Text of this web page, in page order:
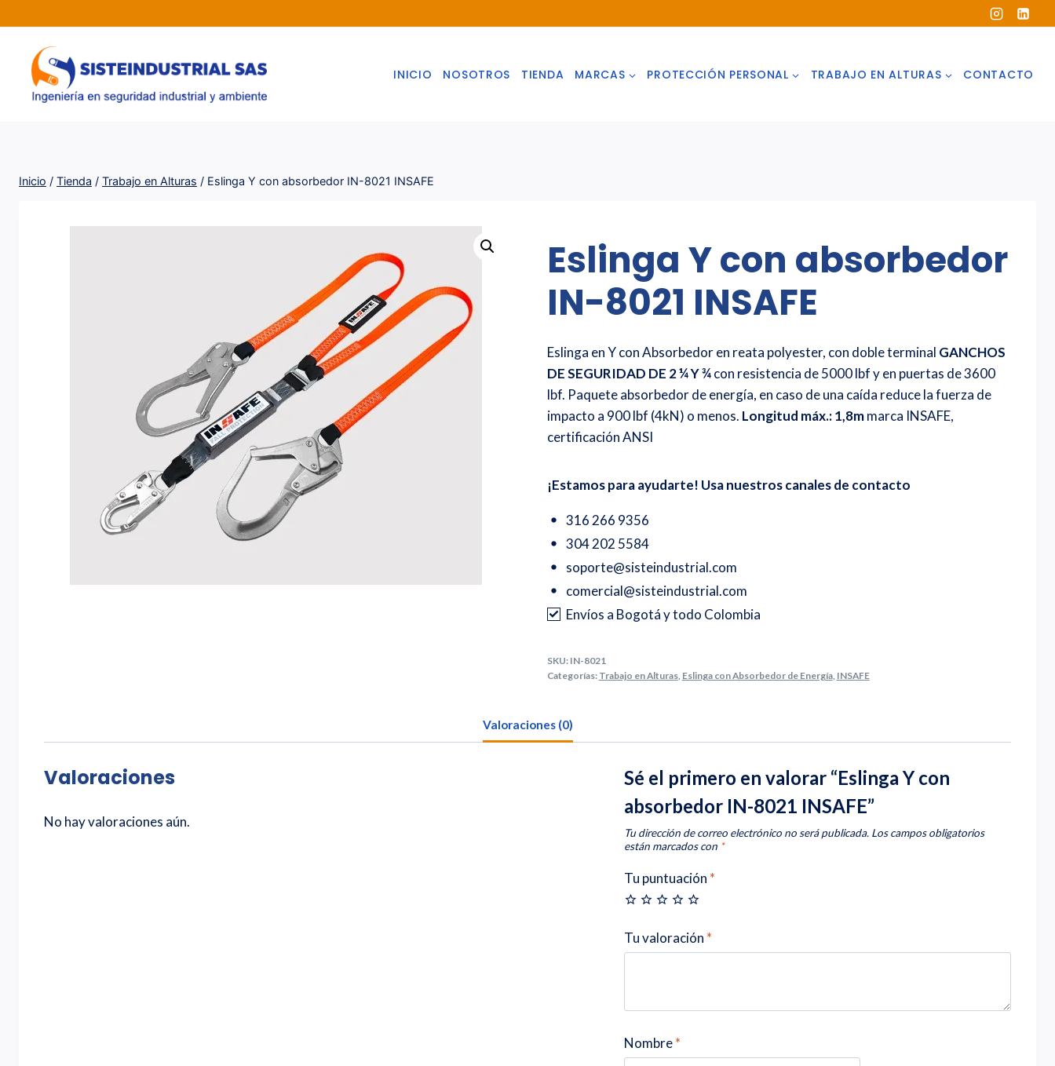
al
contenido
INICIO NOSOTROS TIENDA MARCAS PROTECCIÓN PERSONAL TRABAJO EN ALTURAS CONTACTO
Inicio / Tienda / Trabajo en Alturas / Eslinga Y con absorbedor IN-8021 INSAFE
Eslinga Y con absorbedor
IN-8021 INSAFE
Eslinga en Y con Absorbedor en reata polyester, con doble terminal GANCHOS
DE SEGURIDAD DE 2 ¼ Y ¾con resistencia de 5000 lbf y en puertas de 3600
lbf. Paquete absorbedor de energía, en caso de una caída reduce la fuerza de
impacto a 900 lbf (4kN) o menos. Longitud máx.: 1,8mmarca INSAFE,
certificación ANSI
¡Estamos para ayudarte! Usa nuestros canales de contacto
316 266 9356
304 202 5584
soporte@sisteindustrial.com
comercial@sisteindustrial.com
Envíos a Bogotá y todo Colombia
SKU: IN-8021
Categorías: Trabajo en Alturas, Eslinga con Absorbedor de Energía, INSAFE
Valoraciones (0)
Valoraciones
No hay valoraciones aún.
Sé el primero en valorar “Eslinga Y con
absorbedor IN-8021 INSAFE”
Tu dirección de correo electrónico no será publicada. Los campos obligatorios
están marcados con *
Tu puntuación *
Tu valoración *
Nombre*